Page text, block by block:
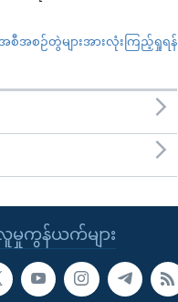
စီအစဉ်တွဲများအားလုံးကြည့်ရှုရန်
ကွန်ယက်များ